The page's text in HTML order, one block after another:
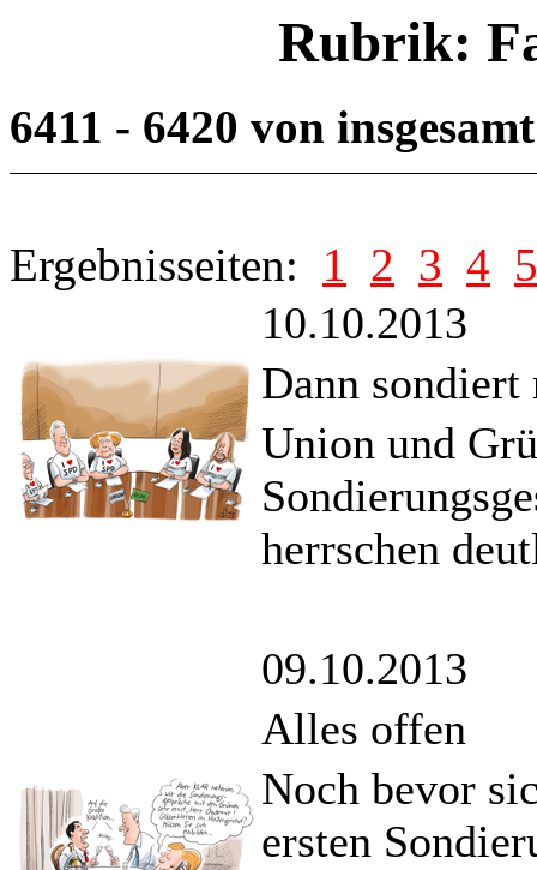
Rubrik:
6411 - 6420 von
Ergebnisseiten: 1 2 3 4 5
10.10.2013
Dann sondiert
Union und
herrschen
09.10.2013
Alles offen
Noch bevor
ersten